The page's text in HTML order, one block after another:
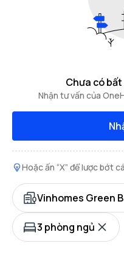
Chưa có
Nhận tư vấn của
Hoặc ấn “X” để lược bớt
Vinhomes Green
3 phòng ngủ